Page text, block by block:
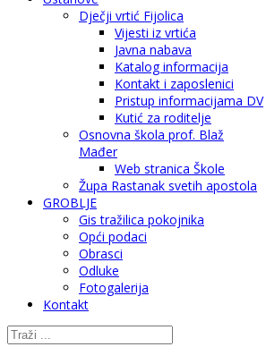
Dječji vrtić Fijolica
Vijesti iz vrtića
Javna nabava
Katalog informacija
Kontakt i zaposlenici
Pristup informacijama DV
Kutić za roditelje
Osnovna škola prof. Blaž
Mađer
Web stranica Škole
Župa Rastanak svetih apostola
GROBLJE
Gis tražilica pokojnika
Opći podaci
Obrasci
Odluke
Fotogalerija
Kontakt